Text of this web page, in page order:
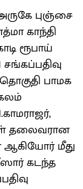
புஞ்சை
காந்தி
ரூபாய்
பாமக
தலைவரான
மீது
கடந்த